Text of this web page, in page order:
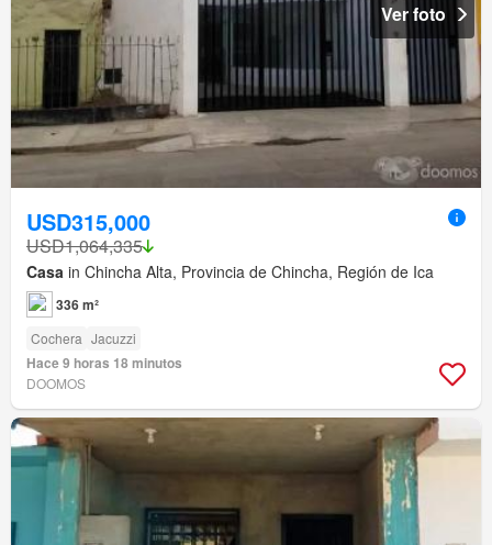
Ver foto
USD315,000
USD1,064,335
Casa in Chincha Alta, Provincia de Chincha, Región de Ica
336 m²
Cochera Jacuzzi
Hace 9 horas 18 minutos
DOOMOS